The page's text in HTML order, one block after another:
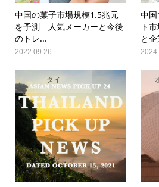
中国の菓子市場規模1.5兆元
を予測 人気メーカーと今後
のトレ...
2022.09.26
中
ト
と
タイ